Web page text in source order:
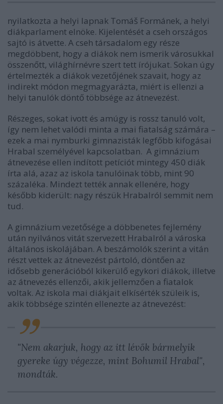
nyilatkozta a helyi lapnak Tomáš Formánek, a helyi
diákparlament elnöke. Kijelentését a cseh országos
sajtó is átvette. A cseh társadalom egy része
megdöbbent, hogy a diákok nem ismerik városukkal
összenőtt, világhírnévre szert tett írójukat. Sokan úgy
értelmezték a diákok vezetőjének szavait, hogy az
indirekt módon megmagyarázta, miért is ellenzi a
helyi tanulók döntő többsége az átnevezést.
Részeges, sokat ivott és amúgy is rossz tanuló volt,
így nem lehet valódi minta a mai fiatalság számára –
ezek a mai nymburki gimnazisták legfőbb kifogásai
Hrabal személyével kapcsolatban. A gimnázium
átnevezése ellen indított petíciót mintegy 450 diák
írta alá, azaz az iskola tanulóinak több, mint 90
százaléka. Mindezt tették annak ellenére, hogy
később kiderült: nagy részük Hrabalról semmit nem
tud.
A gimnázium vezetősége a döbbenetes fejlemény
után nyilvános vitát szervezett Hrabalról a városka
általános iskolájában. A beszámolók szerint a vitán
részt vettek az átnevezést pártoló, döntően az
idősebb generációból kikerülő egykori diákok, illetve
az átnevezés ellenzői, akik jellemzően a fiatalok
voltak. Az iskola mai diákjait elkísérték szüleik is,
akik többsége szintén ellenezte az átnevezést:
"Nem akarjuk, hogy az itt lévők bármelyik
gyereke úgy végezze, mint Bohumil Hrabal",
mondták.